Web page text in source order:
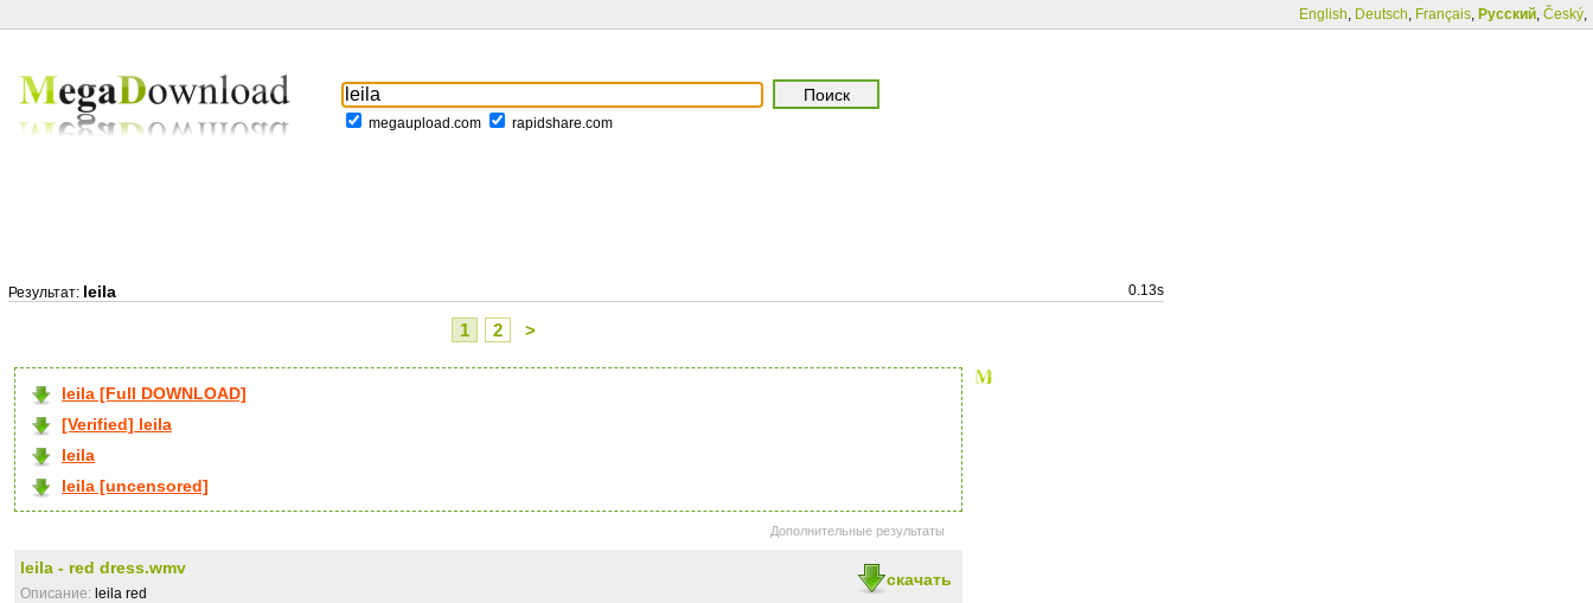
English, Deutsch, Français, Русский, Český,
megaupload.com rapidshare.com
Результат: leila 0.13s
1 2 >
leila [Full DOWNLOAD]
[Verified] leila
leila
leila [uncensored]
Дополнительные результаты
скачать
leila - red dress.wmv
Описание: leila red